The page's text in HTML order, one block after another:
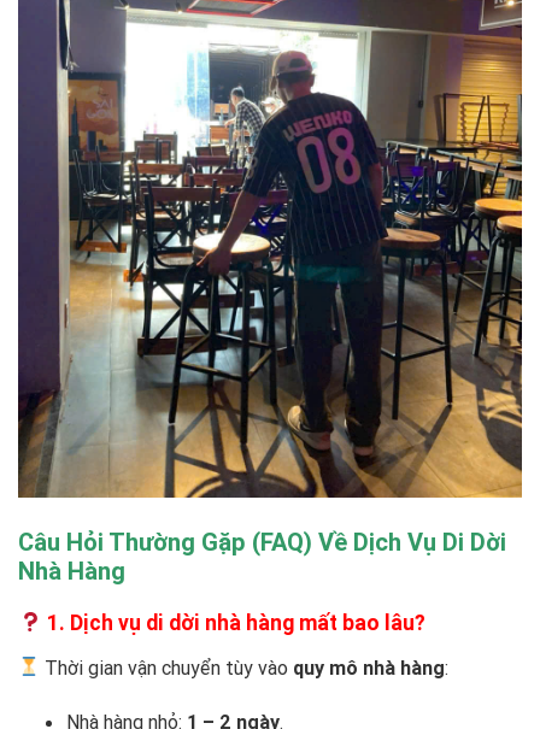
Câu Hỏi Thường Gặp (FAQ) Về Dịch Vụ Di Dời
Nhà Hàng
1. Dịch vụ di dời nhà hàng mất bao lâu?
Thời gian vận chuyển tùy vào quy mô nhà hàng:
Nhà hàng nhỏ: 1 – 2 ngày.